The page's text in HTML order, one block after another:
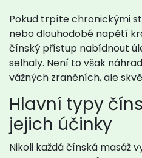
Pokud trpíte chronickými
nebo dlouhodobé napětí
čínský přístup nabídnout
selhaly. Není to však
vážných zraněních, ale
Hlavní typy
jejich účinky
Nikoli každá čínská masáž